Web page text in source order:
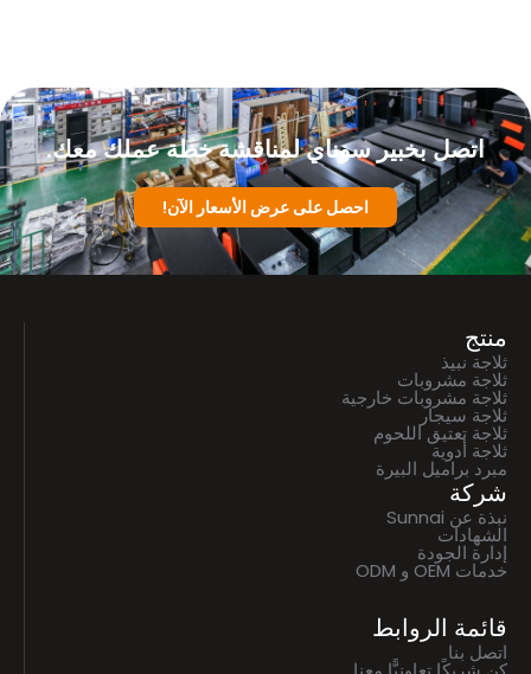
اتصل بخبير سوناي لمناقشة خطة عملك معك.
احصل على عرض الأسعار الآن!
منتج
ثلاجة نبيذ
ثلاجة مشروبات
ثلاجة مشروبات خارجية
ثلاجة سيجار
ثلاجة تعتيق اللحوم
ثلاجة أدوية
مبرد براميل البيرة
شركة
نبذة عن Sunnai
الشهادات
إدارة الجودة
خدمات OEM و ODM
قائمة الروابط
اتصل بنا